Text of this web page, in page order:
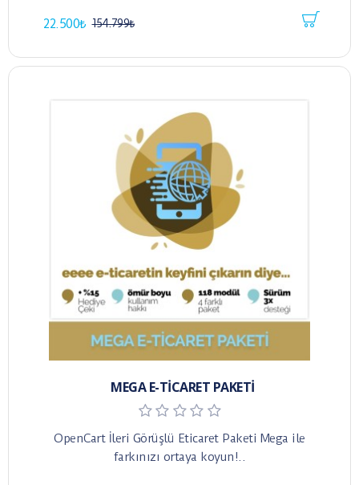
22.500₺ 154.799₺
MEGA E-TICARET PAKETI
OpenCart İleri Görüşlü Eticaret Paketi Mega ile
farkınızı ortaya koyun!..